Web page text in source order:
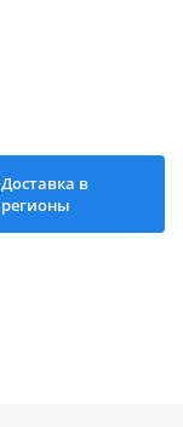
Доставка в
регионы